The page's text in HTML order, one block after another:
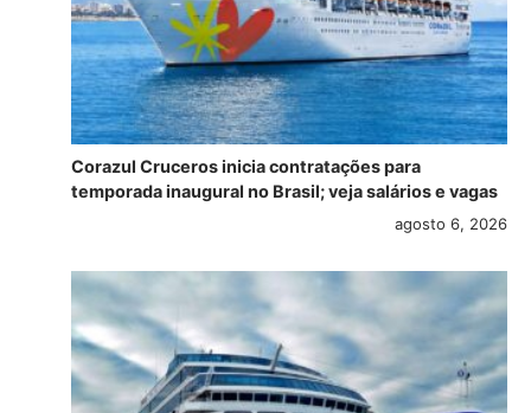
Corazul Cruceros inicia contratações para
temporada inaugural no Brasil; veja salários e vagas
agosto 6, 2026